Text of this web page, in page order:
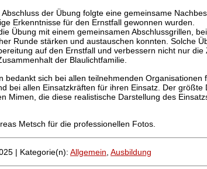
der Übung folgte eine gemeinsame
Erkenntnisse für den Ernstfall gewonnen wurden.
Übung mit einem gemeinsamen Abschlussgrillen,
Runde stärken und austauschen konnten. Solche
auf den Ernstfall und verbessern nicht nur die
der Blaulichtfamilie.
bedankt sich bei allen teilnehmenden Organisationen
bei allen Einsatzkräften für ihren Einsatz. Der größte
Mimen, die diese realistische Darstellung des
Metsch für die professionellen Fotos.
| Kategorie(n): Allgemein Ausbildung